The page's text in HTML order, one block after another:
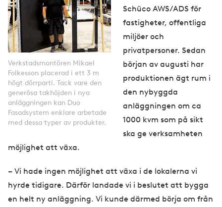
Verkstadsmontören Mikael
Folkesson placerad i ett 3 m
högt dörrparti. Tack vare den
generösa takhöjden i nya
anläggningen kan Duo
Fasadsystem enklare arbetade
med dessa typer av produkter.
Schüco AWS/ADS för
fastigheter, offentliga
miljöer och
privatpersoner. Sedan
början av augusti har
produktionen ägt rum i
den nybyggda
anläggningen om ca
1000 kvm som på sikt
ska ge verksamheten
möjlighet att växa.
– Vi hade ingen möjlighet att växa i de lokalerna vi
hyrde tidigare. Därför landade vi i beslutet att bygga
en helt ny anläggning. Vi kunde därmed börja om från